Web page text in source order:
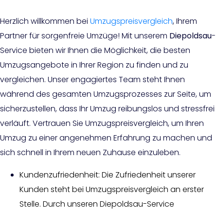
Herzlich willkommen bei Umzugspreisvergleich, Ihrem
Partner für sorgenfreie Umzüge! Mit unserem Diepoldsau-
Service bieten wir Ihnen die Möglichkeit, die besten
Umzugsangebote in Ihrer Region zu finden und zu
vergleichen. Unser engagiertes Team steht Ihnen
während des gesamten Umzugsprozesses zur Seite, um
sicherzustellen, dass Ihr Umzug reibungslos und stressfrei
verläuft. Vertrauen Sie Umzugspreisvergleich, um Ihren
Umzug zu einer angenehmen Erfahrung zu machen und
sich schnell in Ihrem neuen Zuhause einzuleben.
Kundenzufriedenheit: Die Zufriedenheit unserer
Kunden steht bei Umzugspreisvergleich an erster
Stelle. Durch unseren Diepoldsau-Service